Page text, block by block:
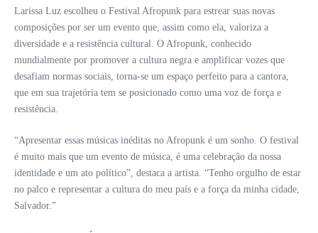
Larissa Luz escolheu o Festival Afropunk para estrear suas novas
composições por ser um evento que, assim como ela, valoriza a
diversidade e a resistência cultural. O Afropunk, conhecido
mundialmente por promover a cultura negra e amplificar vozes que
desafiam normas sociais, torna-se um espaço perfeito para a cantora,
que em sua trajetória tem se posicionado como uma voz de força e
resistência.
“Apresentar essas músicas inéditas no Afropunk é um sonho. O festival
é muito mais que um evento de música, é uma celebração da nossa
identidade e um ato político”, destaca a artista. “Tenho orgulho de estar
no palco e representar a cultura do meu país e a força da minha cidade,
Salvador.”